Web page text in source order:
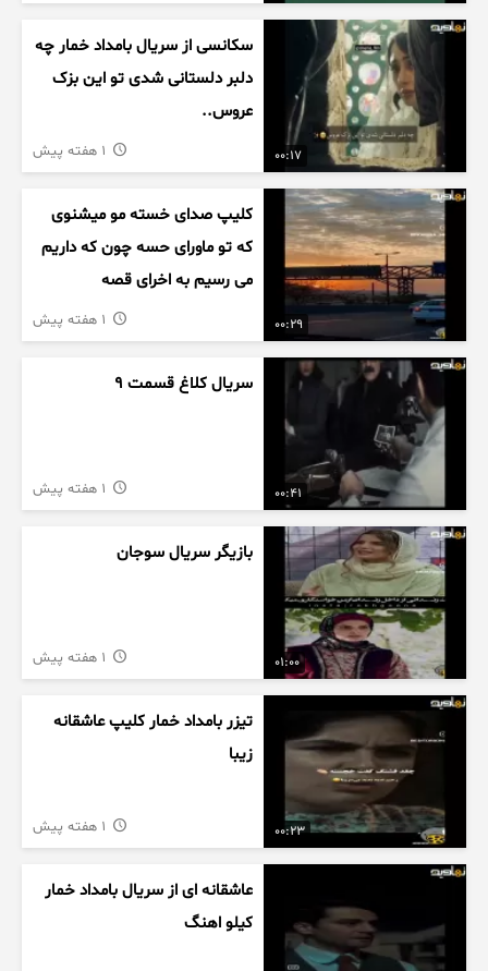
00:17
سکانسی از سریال بامداد خمار چه
دلبر دلستانی شدی تو این بزک
عروس..
00:29
کلیپ صدای خسته مو میشنوی
که تو ماورای حسه چون که داریم
می رسیم به اخرای قصه
00:41
سریال کلاغ قسمت 9
01:00
بازیگر سریال سوجان
00:23
تیزر بامداد خمار کلیپ عاشقانه
زیبا
عاشقانه ای از سریال بامداد خمار
کیلو اهنگ